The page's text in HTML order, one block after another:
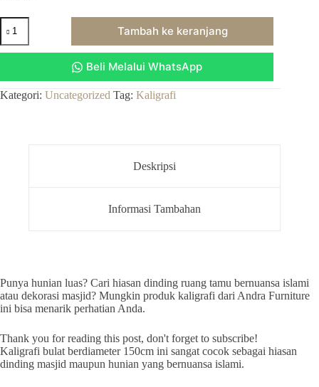
Kuantitas
kaligrafi
kalimat
muhammadarrasulullah,
Tambah ke keranjang
Beli Melalui WhatsApp
Kategori: Uncategorized Tag: Kaligrafi
Deskripsi
Informasi Tambahan
Punya hunian luas? Cari hiasan dinding ruang tamu bernuansa islami
atau dekorasi masjid? Mungkin produk kaligrafi dari Andra Furniture
ini bisa menarik perhatian Anda.
Thank you for reading this post, don't forget to subscribe!
Kaligrafi bulat berdiameter 150cm ini sangat cocok sebagai hiasan
dinding masjid maupun hunian yang bernuansa islami.